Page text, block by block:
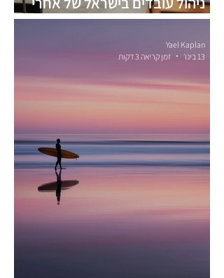
7.10.23
Yael Kaplan
13 בינו׳
זמן קריאה 3 דקות